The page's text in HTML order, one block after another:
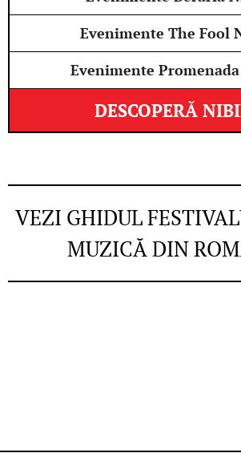
Evenimente The Fool
Evenimente
DESCOPERĂ
VEZI GHIDUL
MUZICĂ DIN